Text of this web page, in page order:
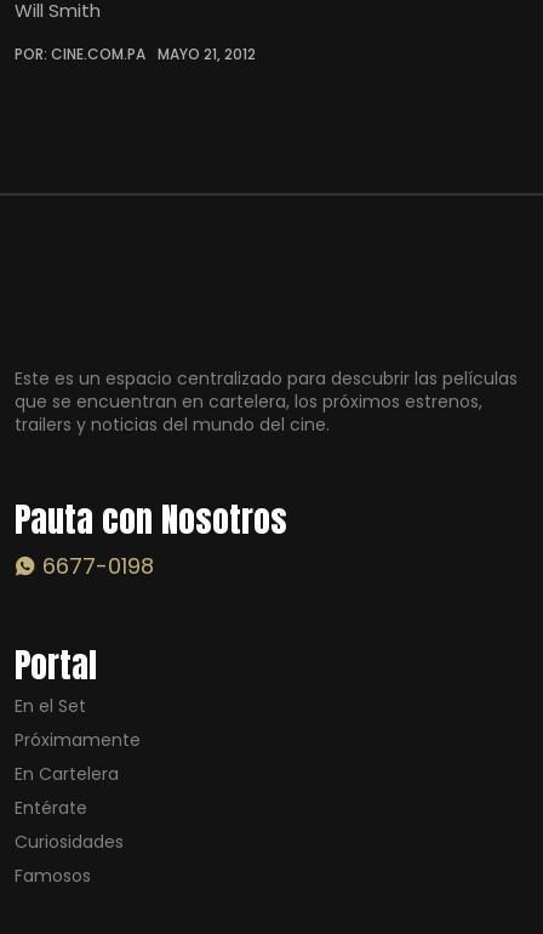
Will Smith
POR: CINE.COM.PA MAYO 21, 2012
Este es un espacio centralizado para descubrir las películas
que se encuentran en cartelera, los próximos estrenos,
trailers y noticias del mundo del cine.
Pauta con Nosotros
6677-0198
Portal
En el Set
Próximamente
En Cartelera
Entérate
Curiosidades
Famosos